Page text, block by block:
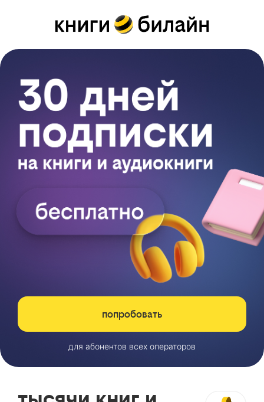
попробовать
для абонентов всех операторов